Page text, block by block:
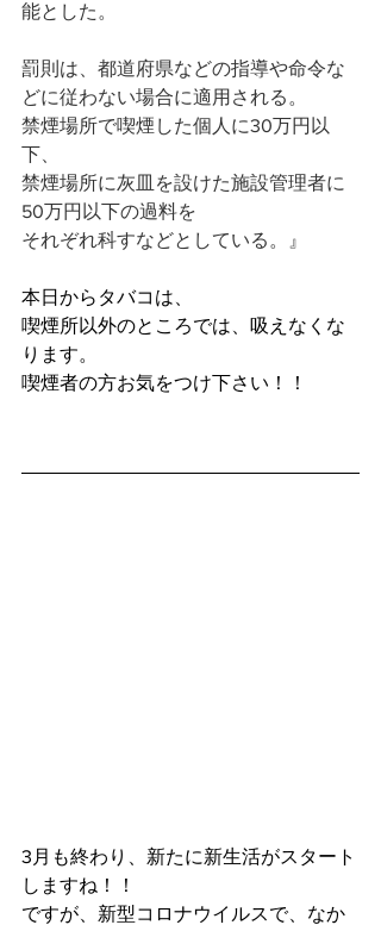
能とした。
罰則は、都道府県などの指導や命令な
どに従わない場合に適用される。
禁煙場所で喫煙した個人に30万円以
下、
禁煙場所に灰皿を設けた施設管理者に
50万円以下の過料を
それぞれ科すなどとしている。』
本日からタバコは、
喫煙所以外のところでは、吸えなくな
ります。
喫煙者の方お気をつけ下さい！！
3月も終わり、新たに新生活がスタート
しますね！！
ですが、新型コロナウイルスで、なか